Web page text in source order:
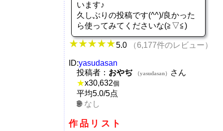
います♪
久しぶりの投稿です(^^)/良かった
ら使ってみてくださいな(≧▽≦)
5.0 （6,177件のレビュー）
ID:yasudasan
投稿者： おやぢ （yasudasan）
さん
★x30,632個
平均5.0/5点
なし
作品リスト